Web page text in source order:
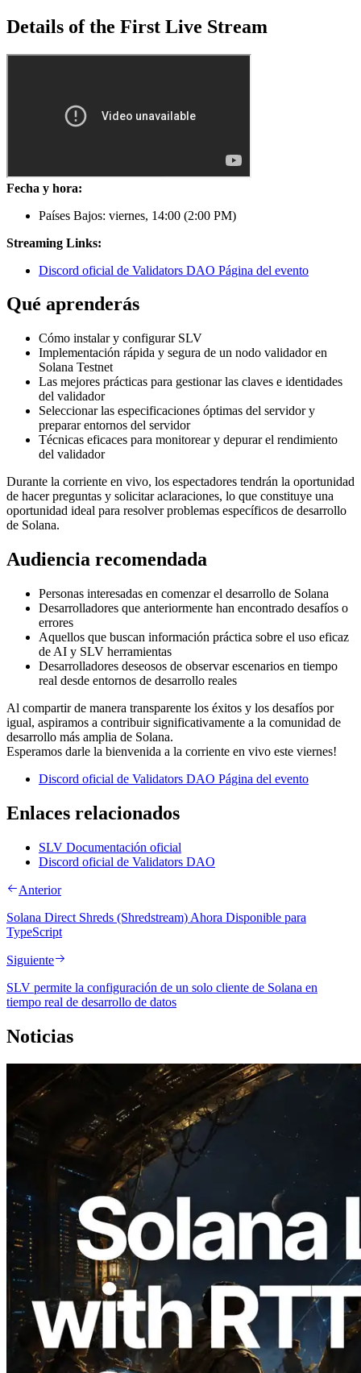
Details of the First Live Stream
Fecha y hora:
Países Bajos: viernes, 14:00 (2:00 PM)
Streaming Links:
Discord oficial de Validators DAO Página del evento
Qué aprenderás
Cómo instalar y configurar SLV
Implementación rápida y segura de un nodo validador en
Solana Testnet
Las mejores prácticas para gestionar las claves e identidades
del validador
Seleccionar las especificaciones óptimas del servidor y
preparar entornos del servidor
Técnicas eficaces para monitorear y depurar el rendimiento
del validador
Durante la corriente en vivo, los espectadores tendrán la oportunidad
de hacer preguntas y solicitar aclaraciones, lo que constituye una
oportunidad ideal para resolver problemas específicos de desarrollo
de Solana.
Audiencia recomendada
Personas interesadas en comenzar el desarrollo de Solana
Desarrolladores que anteriormente han encontrado desafíos o
errores
Aquellos que buscan información práctica sobre el uso eficaz
de AI y SLV herramientas
Desarrolladores deseosos de observar escenarios en tiempo
real desde entornos de desarrollo reales
Al compartir de manera transparente los éxitos y los desafíos por
igual, aspiramos a contribuir significativamente a la comunidad de
desarrollo más amplia de Solana.
Esperamos darle la bienvenida a la corriente en vivo este viernes!
Discord oficial de Validators DAO Página del evento
Enlaces relacionados
SLV Documentación oficial
Discord oficial de Validators DAO
Anterior
Solana Direct Shreds (Shredstream) Ahora Disponible para
TypeScript
Siguiente
SLV permite la configuración de un solo cliente de Solana en
tiempo real de desarrollo de datos
Noticias
2026.08.05
ERPC amplía la Leader Slot API de
Solana con medición de ping desde 7
regiones globales — También se lanza la
Validators Information API